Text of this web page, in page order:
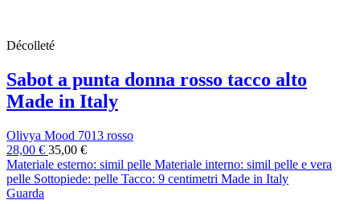
Décolleté
Sabot a punta donna rosso tacco alto
Made in Italy
Olivya Mood 7013 rosso
28,00 € 35,00 €
Materiale esterno: simil pelle Materiale interno: simil pelle e vera
pelle Sottopiede: pelle Tacco: 9 centimetri Made in Italy
Guarda